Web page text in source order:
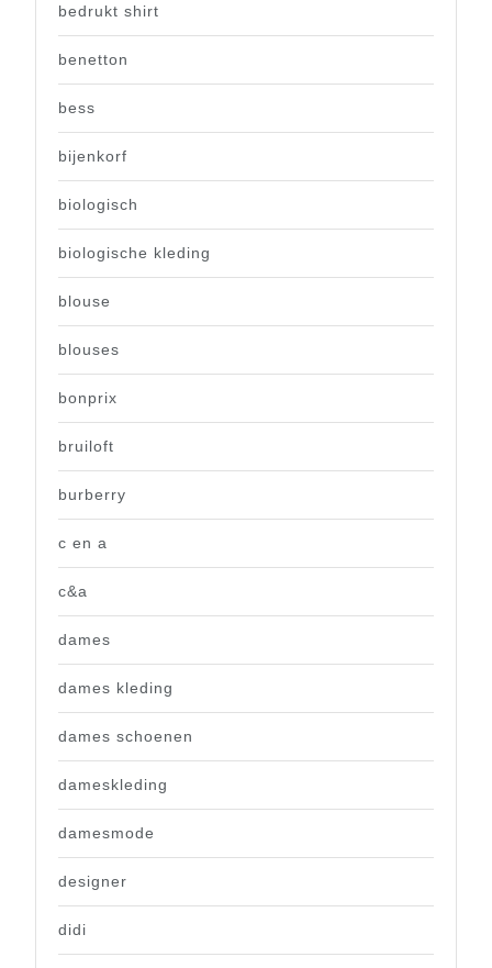
bedrukt shirt
benetton
bess
bijenkorf
biologisch
biologische kleding
blouse
blouses
bonprix
bruiloft
burberry
c en a
c&a
dames
dames kleding
dames schoenen
dameskleding
damesmode
designer
didi